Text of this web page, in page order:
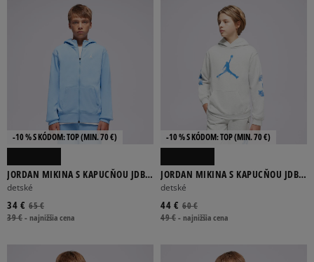
-10 % S KÓDOM: TOP (MIN. 70 €)
JORDAN MIKINA S KAPUCŇOU JDB
MJ SPORT STMT HOOP FLC FZ BOY
detské
65 €
34 €
39 €-najnižšia cena
-10 % S KÓDOM: TOP (MIN. 70 €)
JORDAN MIKINA S KAPUCŇOU JDB
MJ MVP HBR JM FLC PO BOY
detské
60 €
44 €
49 €-najnižšia cena